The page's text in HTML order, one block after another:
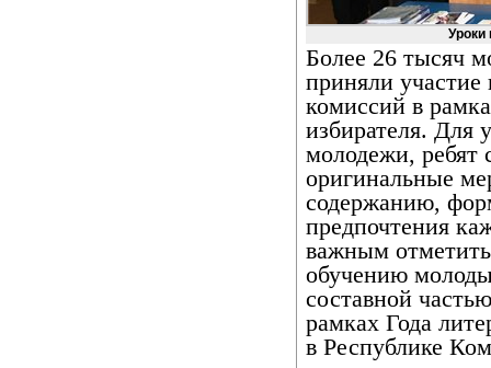
Уроки
Более 26 тысяч
приняли участие
комиссий в
избирателя. Для
молодежи, ребят
оригинальные
содержанию,
предпочтения
важным
обучению
составной
рамках Года
в Республике